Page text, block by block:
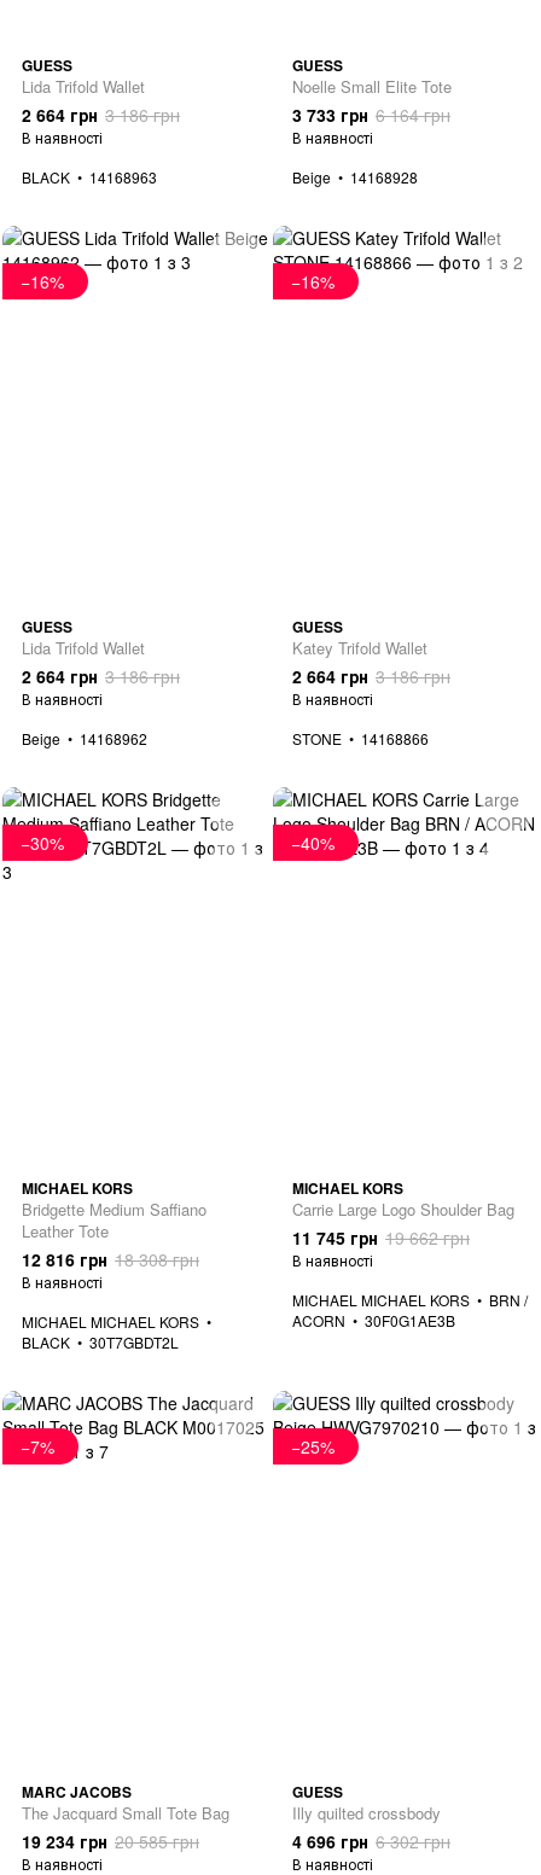
GUESS
Lida Trifold Wallet
2 664 грн 3 186 грн
В наявності
BLACK
14168963
GUESS
Noelle Small Elite Tote
3 733 грн 6 164 грн
В наявності
Beige
14168928
−16%
GUESS
Lida Trifold Wallet
2 664 грн 3 186 грн
В наявності
Beige
14168962
−16%
GUESS
Katey Trifold Wallet
2 664 грн 3 186 грн
В наявності
STONE
14168866
−30%
MICHAEL KORS
Bridgette Medium Saffiano
Leather Tote
12 816 грн 18 308 грн
В наявності
MICHAEL MICHAEL KORS
BLACK
30T7GBDT2L
−40%
MICHAEL KORS
Carrie Large Logo Shoulder Bag
11 745 грн 19 662 грн
В наявності
MICHAEL MICHAEL KORS
BRN /
ACORN
30F0G1AE3B
−7%
MARC JACOBS
The Jacquard Small Tote Bag
19 234 грн 20 585 грн
В наявності
−25%
GUESS
Illy quilted crossbody
4 696 грн 6 302 грн
В наявності